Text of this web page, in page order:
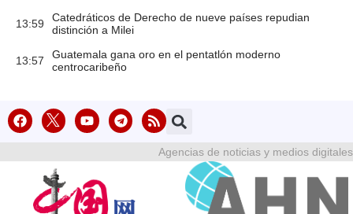
13:59
Catedráticos de Derecho de nueve países repudian
distinción a Milei
13:57
Guatemala gana oro en el pentatlón moderno
centrocaribeño
Agencias de noticias y medios digitales